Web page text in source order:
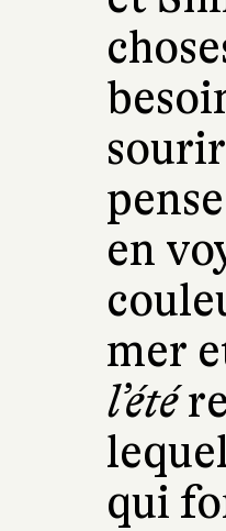
en
mer
l’été
qui